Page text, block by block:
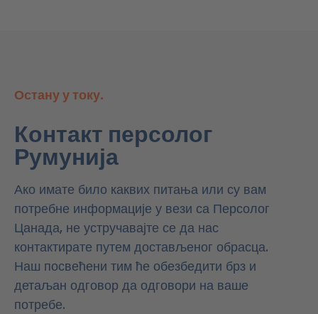
Остану у току.
Контакт персолог
Румунија
Ако имате било каквих питања или су вам
потребне информације у вези са Персолог
Цанада, не устручавајте се да нас
контактирате путем достављеног обрасца.
Наш посвећени тим ће обезбедити брз и
детаљан одговор да одговори на ваше
потребе.